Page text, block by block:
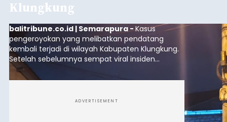
Klungkung
balitribune.co.id | Semarapura -Kasus
pengeroyokan yang melibatkan pendatang
kembali terjadi di wilayah Kabupaten Klungkung.
Setelah sebelumnya sempat viral insiden
keributan di barat Pasar Galiran, peristiwa serupa
kini menimpa seorang pemuda asal Kabupaten
ADVERTISEMENT